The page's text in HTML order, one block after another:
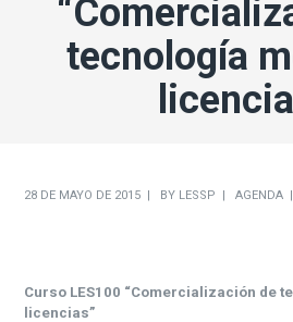
tecnología
28 DE MAYO DE 2015 BY LESSP AGENDA
Curso LES100 “Comercialización de
licencias”